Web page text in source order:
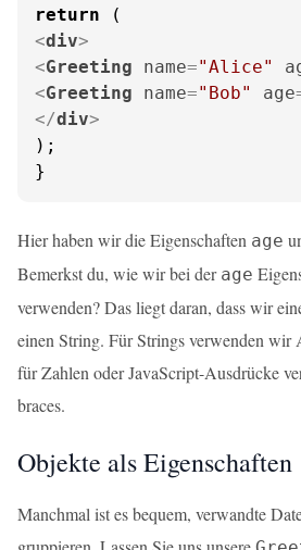
return
<div>
<Greeting name="Alice"
<Greeting name="Bob" age
</div>
);
}
Hier haben wir die Eigenschaften age
Bemerkst du, wie wir bei der age
verwenden? Das liegt daran, dass wir
einen String. Für Strings verwenden wir
für Zahlen oder JavaScript-Ausdrücke
braces.
Objekte als Eigenschaften
Manchmal ist es bequem, verwandte